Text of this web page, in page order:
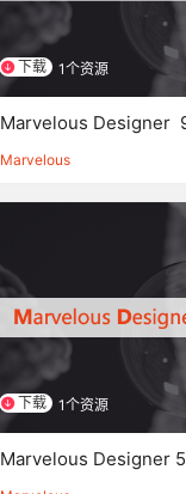
下载 1个资源
Marvelous Designer
Marvelous
下载 1个资源
Marvelous Designer 5